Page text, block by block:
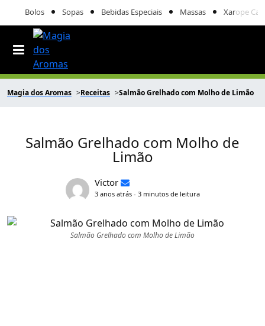
Bolos Sopas Bebidas Especiais Massas Xarope
Magia dos Aromas Receitas Salmão Grelhado com Molho de Limão
Salmão Grelhado com Molho de
Limão
Victor
3 anos atrás - 3 minutos de leitura
Salmão Grelhado com Molho de Limão